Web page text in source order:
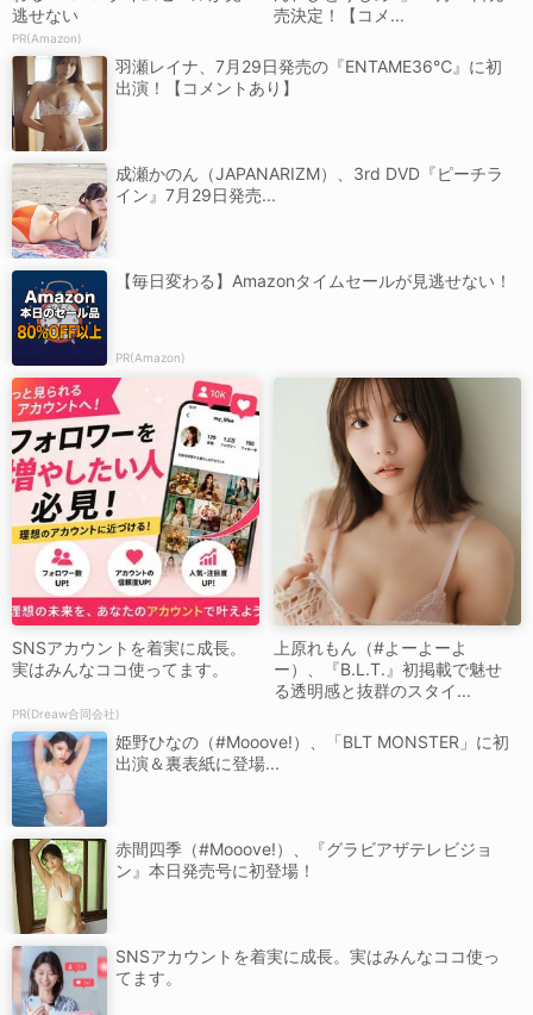
逃せない
PR(Amazon)
売決定！【コメ...
羽瀬レイナ、7月29日発売の『ENTAME36℃』に初
出演！【コメントあり】
成瀬かのん（JAPANARIZM）、3rd DVD『ピーチラ
イン』7月29日発売...
【毎日変わる】Amazonタイムセールが見逃せない！
PR(Amazon)
SNSアカウントを着実に成長。
実はみんなココ使ってます。
PR(Dreaw合同会社)
上原れもん（#よーよーよ
ー）、『B.L.T.』初掲載で魅せ
る透明感と抜群のスタイ...
姫野ひなの（#Mooove!）、「BLT MONSTER」に初
出演＆裏表紙に登場...
赤間四季（#Mooove!）、『グラビアザテレビジョ
ン』本日発売号に初登場！
SNSアカウントを着実に成長。実はみんなココ使っ
てます。